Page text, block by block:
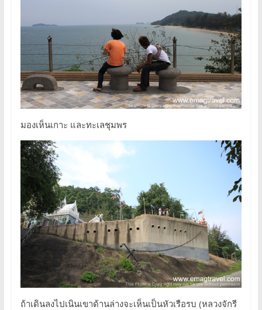
มองเห็นเกาะ และทะเลชุมพร
ถ้าเดินลงไปเนินเขาด้านล่างจะเห็นเป็นหัวเรือรบ (หลวงจักรี